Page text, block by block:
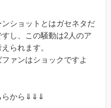
ショットとはガセネタだ
し、この騒動は2人のア
られます。
ァンはショックですよ
らから⇓⇓⇓